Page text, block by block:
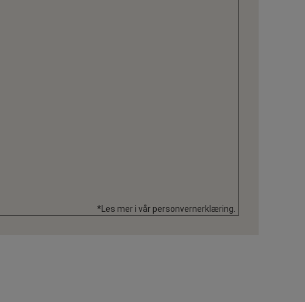
*Les mer i vår personvernerklæring.